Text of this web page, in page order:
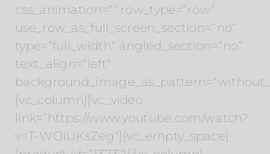
css_animation=““ row_type=“row“
use_row_as_full_screen_section=“no“
type=“full_width“ angled_section=“no“
text_align=“left“
[vc_column][vc_video
link=“https://www.youtube.com/watch?
v=T-WOiUKsZeg“][vc_empty_space]